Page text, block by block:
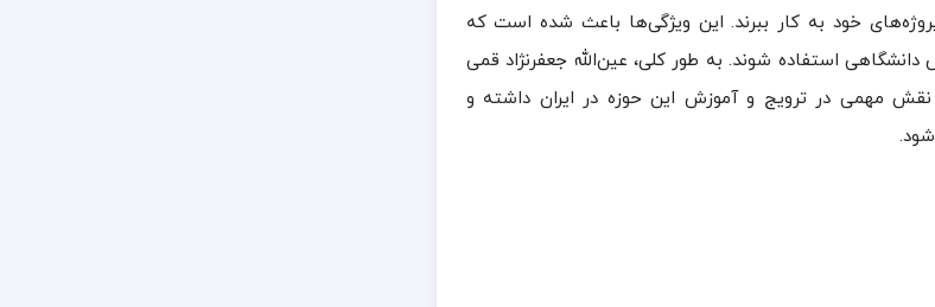
خود به کار ببرند. این ویژگی‌ها باعث شده است که
استفاده شوند. به طور کلی، عین‌الله جعفرنژاد قمی
نقش مهمی در ترویج و آموزش این حوزه در ایران داشته و